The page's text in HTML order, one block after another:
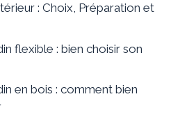
: Choix, Préparation et
flexible : bien choisir son
en bois : comment bien